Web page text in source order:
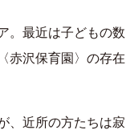
。最近は子どもの数
赤沢保育園〉の存在
、近所の方たちは寂